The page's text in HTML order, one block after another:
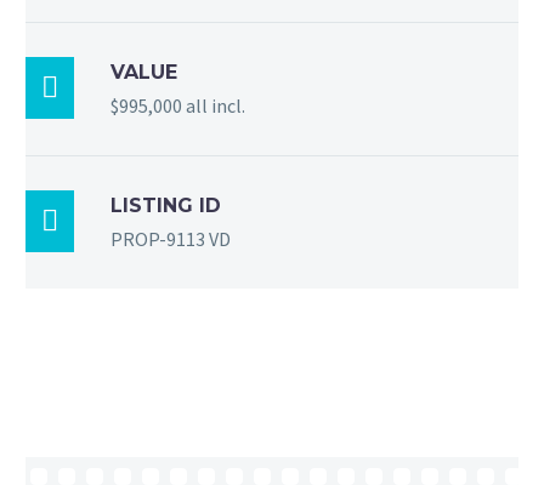
 VALUE
$995,000 all incl.
 LISTING ID
PROP-9113 VD